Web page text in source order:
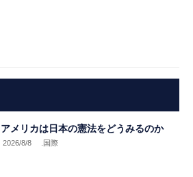
アメリカは日本の憲法をどうみるのか
2026/8/8 .国際